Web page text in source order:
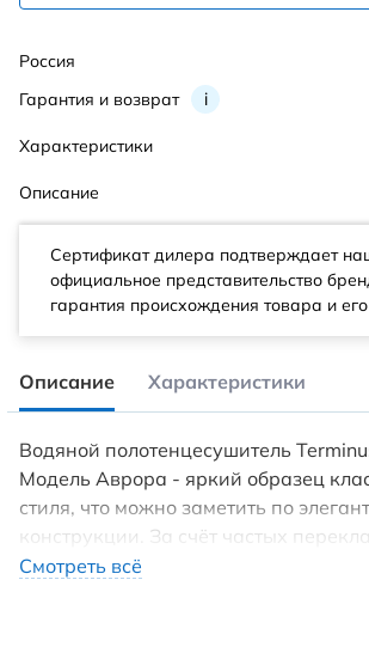
Гарантия и возврат i
Россия
Характеристики
Описание
Сертификат дилера подтверждает
официальное представительство
гарантия происхождения товара и
Описание Характеристики
Водяной полотенцесушитель
Модель Аврора - яркий образец
стиля, что можно заметить по
конструкции. За счёт частых
имеет высокую теплоотдачу.
Смотреть всё